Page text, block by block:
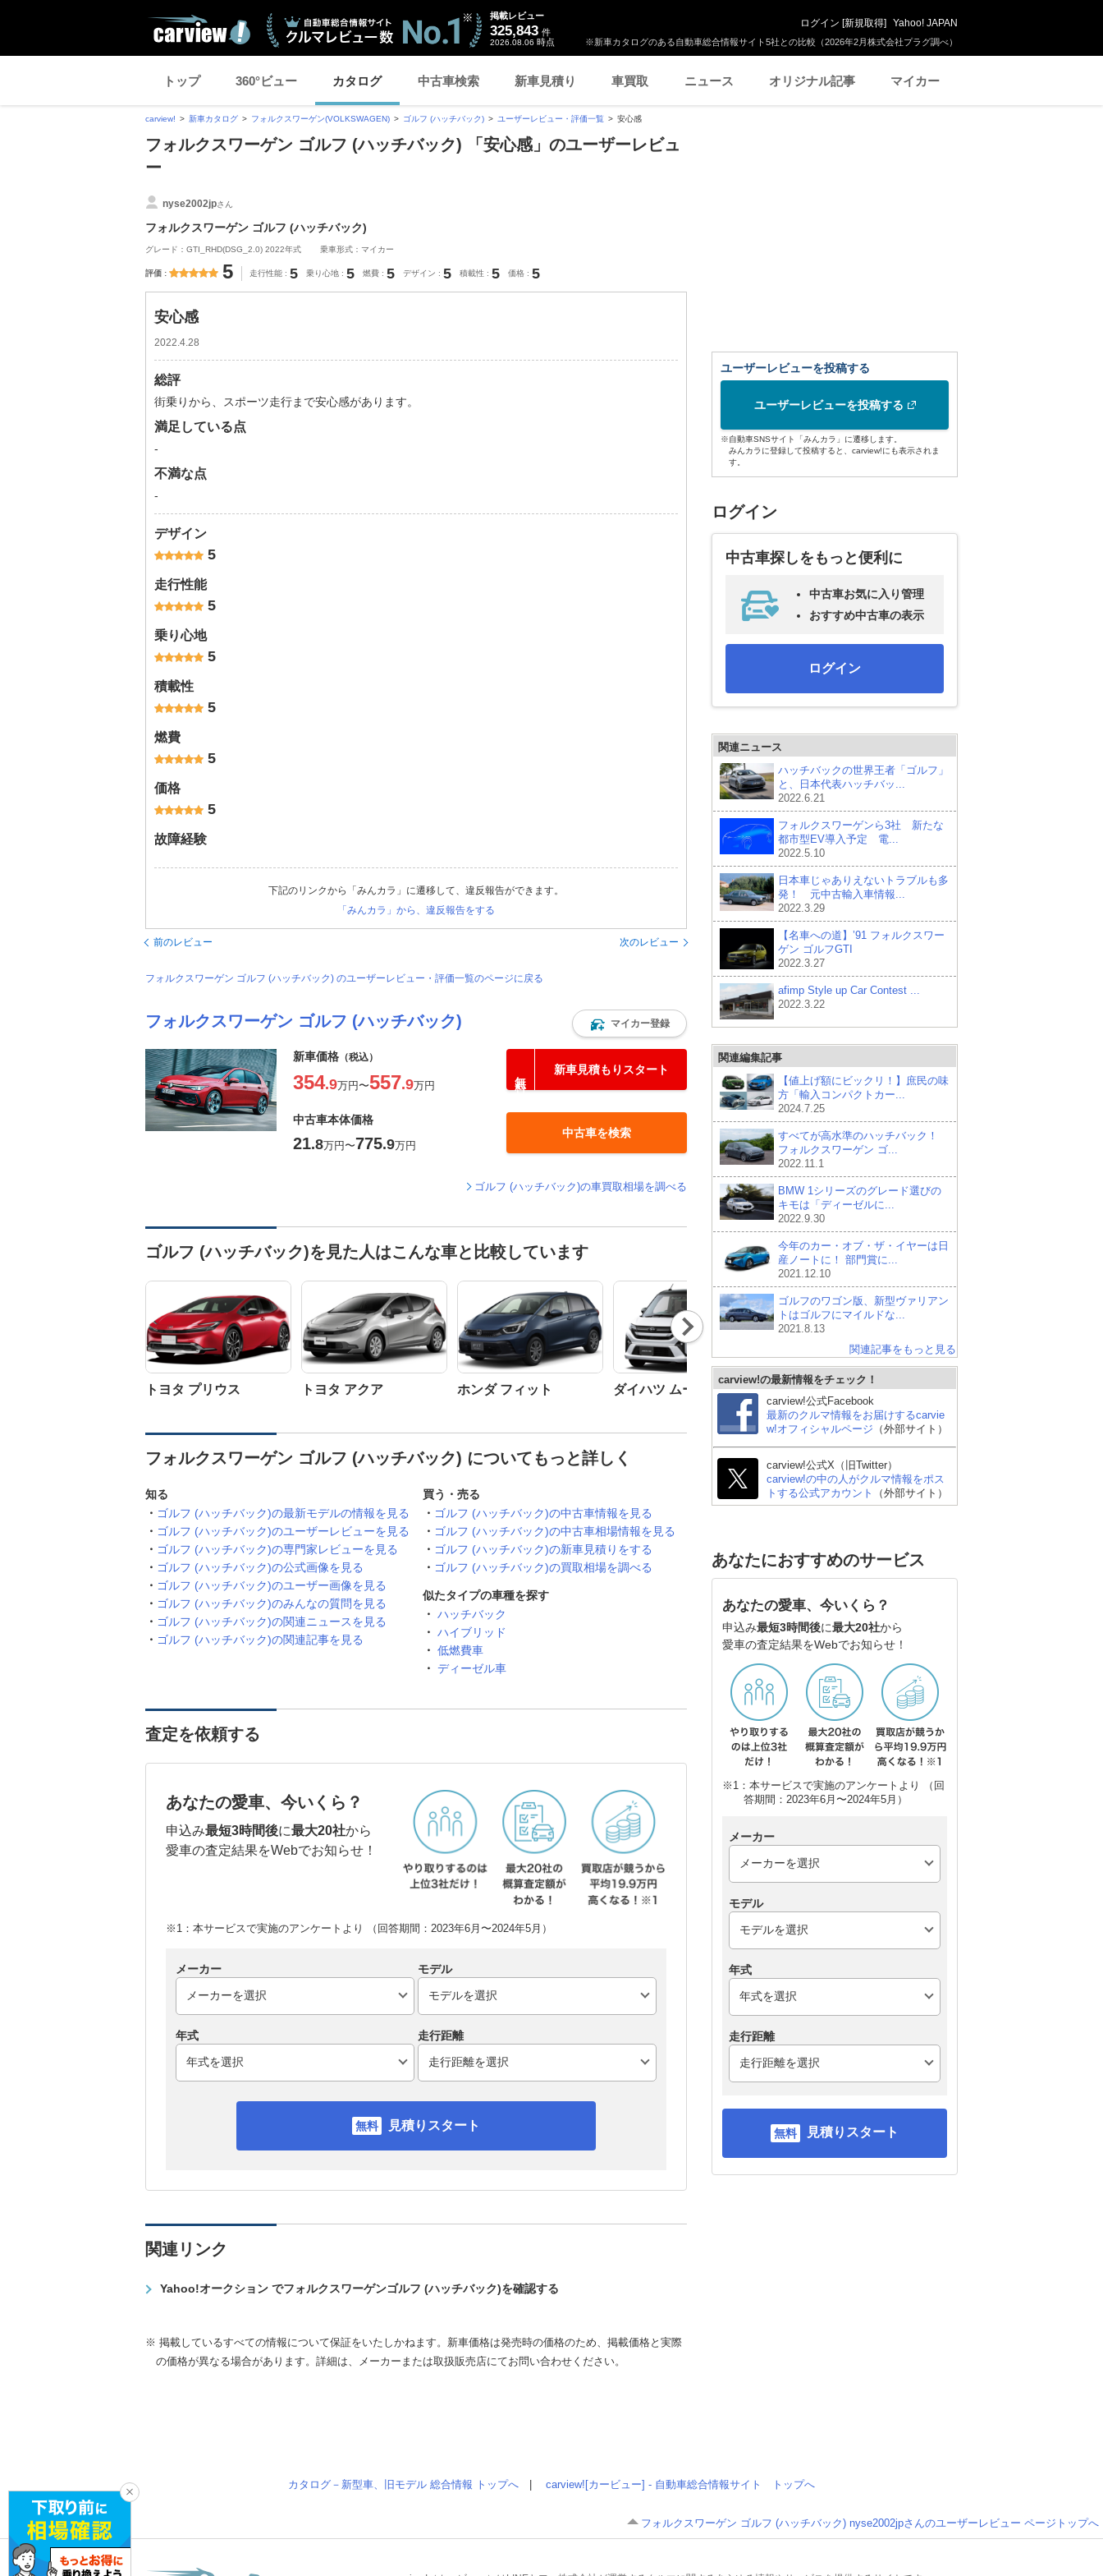
※新車カタログのある自動車総合情報サイト5社との比較（2026年2月株式会社プラグ調べ）
掲載レビュー
325,843 件
2026.08.06 時点
ログイン [新規取得] Yahoo! JAPAN
トップ 360°ビュー カタログ 中古車検索 新車見積り 車買取 ニュース オリジナル記事 マイカー
carview! 新車カタログ フォルクスワーゲン(VOLKSWAGEN) ゴルフ (ハッチバック) ユーザーレビュー・評価一覧 安心感
フォルクスワーゲン ゴルフ (ハッチバック) 「安心感」のユーザーレビュ
ー
nyse2002jpさん
フォルクスワーゲン ゴルフ (ハッチバック)
グレード：GTI_RHD(DSG_2.0) 2022年式 乗車形式：マイカー
評価 5 走行性能 5 乗り心地 5 燃費 5 デザイン 5 積載性 5 価格 5
安心感
2022.4.28
総評
街乗りから、スポーツ走行まで安心感があります。
満足している点
-
不満な点
-
デザイン
5
走行性能
5
乗り心地
5
積載性
5
燃費
5
価格
5
故障経験
下記のリンクから「みんカラ」に遷移して、違反報告ができます。
「みんカラ」から、違反報告をする
前のレビュー 次のレビュー
フォルクスワーゲン ゴルフ (ハッチバック) のユーザーレビュー・評価一覧のページに戻る
フォルクスワーゲン ゴルフ (ハッチバック) マイカー登録
新車価格 （税込）
354.9万円〜557.9万円
新車見積もりスタート
中古車本体価格
21.8万円〜775.9万円
中古車を検索
ゴルフ (ハッチバック)の車買取相場を調べる
ゴルフ (ハッチバック)を見た人はこんな車と比較しています
トヨタ プリウス トヨタ アクア ホンダ フィット ダイハツ ムーヴ スズキ アルト スズキ スイフト
Nex
t
フォルクスワーゲン ゴルフ (ハッチバック) についてもっと詳しく
知る
ゴルフ (ハッチバック)の最新モデルの情報を見る
ゴルフ (ハッチバック)のユーザーレビューを見る
ゴルフ (ハッチバック)の専門家レビューを見る
ゴルフ (ハッチバック)の公式画像を見る
ゴルフ (ハッチバック)のユーザー画像を見る
ゴルフ (ハッチバック)のみんなの質問を見る
ゴルフ (ハッチバック)の関連ニュースを見る
ゴルフ (ハッチバック)の関連記事を見る
買う・売る
ゴルフ (ハッチバック)の中古車情報を見る
ゴルフ (ハッチバック)の中古車相場情報を見る
ゴルフ (ハッチバック)の新車見積りをする
ゴルフ (ハッチバック)の買取相場を調べる
似たタイプの車種を探す
ハッチバック
ハイブリッド
低燃費車
ディーゼル車
査定を依頼する
あなたの愛車、今いくら？
申込み最短3時間後に最大20社から
愛車の査定結果をWebでお知らせ！
※1：本サービスで実施のアンケートより （回答期間：2023年6月〜2024年5月）
メーカー モデル
年式 走行距離
見積りスタート
関連リンク
Yahoo!オークション でフォルクスワーゲンゴルフ (ハッチバック)を確認する
※ 掲載しているすべての情報について保証をいたしかねます。新車価格は発売時の価格のため、掲載価格と実際
の価格が異なる場合があります。詳細は、メーカーまたは取扱販売店にてお問い合わせください。
ユーザーレビューを投稿する
ユーザーレビューを投稿する
※自動車SNSサイト「みんカラ」に遷移します。
みんカラに登録して投稿すると、carview!にも表示されま
す。
ログイン
中古車探しをもっと便利に
中古車お気に入り管理
おすすめ中古車の表示
ログイン
関連ニュース
ハッチバックの世界王者「ゴルフ」
と、日本代表ハッチバッ...
2022.6.21
フォルクスワーゲンら3社 新たな
都市型EV導入予定 電...
2022.5.10
日本車じゃありえないトラブルも多
発！ 元中古輸入車情報...
2022.3.29
【名車への道】’91 フォルクスワー
ゲン ゴルフGTI
2022.3.27
afimp Style up Car Contest ...
2022.3.22
関連編集記事
【値上げ額にビックリ！】庶民の味
方「輸入コンパクトカー...
2024.7.25
すべてが高水準のハッチバック！
フォルクスワーゲン ゴ...
2022.11.1
BMW 1シリーズのグレード選びの
キモは「ディーゼルに...
2022.9.30
今年のカー・オブ・ザ・イヤーは日
産ノートに！ 部門賞に...
2021.12.10
ゴルフのワゴン版、新型ヴァリアン
トはゴルフにマイルドな...
2021.8.13
関連記事をもっと見る
carview!の最新情報をチェック！
carview!公式Facebook
最新のクルマ情報をお届けするcarvie
w!オフィシャルページ （外部サイト）
carview!公式X（旧Twitter）
carview!の中の人がクルマ情報をポス
トする公式アカウント
（外部サイト）
あなたにおすすめのサービス
あなたの愛車、今いくら？
申込み最短3時間後に最大20社から
愛車の査定結果をWebでお知らせ！
※1：本サービスで実施のアンケートより （回
答期間：2023年6月〜2024年5月）
メーカー
モデル
年式
走行距離
見積りスタート
カタログ－新型車、旧モデル 総合情報 トップへ carview![カービュー] - 自動車総合情報サイト トップへ
フォルクスワーゲン ゴルフ (ハッチバック) nyse2002jpさんのユーザーレビュー ページトップへ